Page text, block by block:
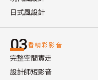
日式風設計
03看精彩影音
完整空間實走
設計師短影音